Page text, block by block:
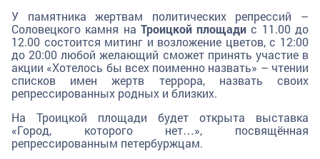
У памятника жертвам политических репрессий –
Соловецкого камня на Троицкой площади с 11.00 до
12.00 состоится митинг и возложение цветов, с 12:00
до 20:00 любой желающий сможет принять участие в
акции «Хотелось бы всех поименно назвать» – чтении
списков имен жертв террора, назвать своих
репрессированных родных и близких.
На Троицкой площади будет открыта выставка
«Город, которого нет…», посвящённая
репрессированным петербуржцам.